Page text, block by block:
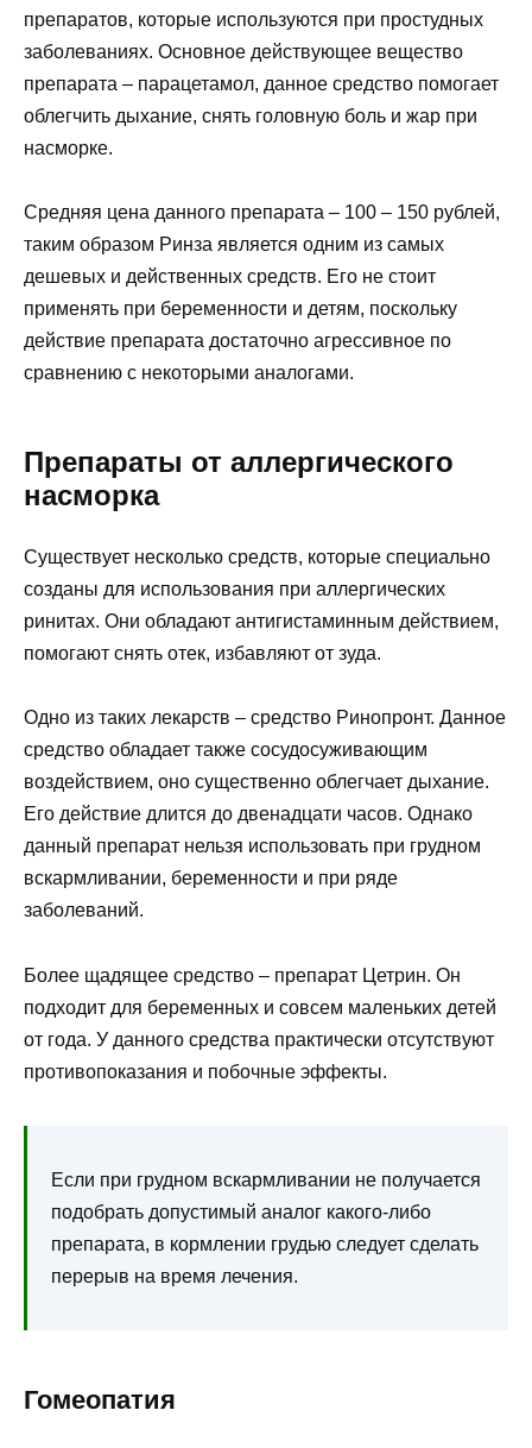
препаратов, которые используются при простудных
заболеваниях. Основное действующее вещество
препарата – парацетамол, данное средство помогает
облегчить дыхание, снять головную боль и жар при
насморке.
Средняя цена данного препарата – 100 – 150 рублей,
таким образом Ринза является одним из самых
дешевых и действенных средств. Его не стоит
применять при беременности и детям, поскольку
действие препарата достаточно агрессивное по
сравнению с некоторыми аналогами.
Препараты от аллергического
насморка
Существует несколько средств, которые специально
созданы для использования при аллергических
ринитах. Они обладают антигистаминным действием,
помогают снять отек, избавляют от зуда.
Одно из таких лекарств – средство Ринопронт. Данное
средство обладает также сосудосуживающим
воздействием, оно существенно облегчает дыхание.
Его действие длится до двенадцати часов. Однако
данный препарат нельзя использовать при грудном
вскармливании, беременности и при ряде
заболеваний.
Более щадящее средство – препарат Цетрин. Он
подходит для беременных и совсем маленьких детей
от года. У данного средства практически отсутствуют
противопоказания и побочные эффекты.
Если при грудном вскармливании не получается
подобрать допустимый аналог какого-либо
препарата, в кормлении грудью следует сделать
перерыв на время лечения.
Гомеопатия